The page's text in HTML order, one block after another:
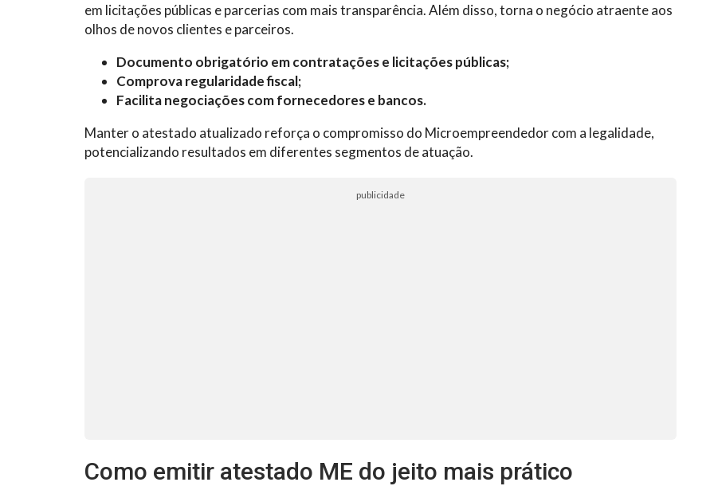
em licitações públicas e parcerias com mais transparência. Além disso, torna o negócio atraente aos
olhos de novos clientes e parceiros.
Documento obrigatório em contratações e licitações públicas;
Comprova regularidade fiscal;
Facilita negociações com fornecedores e bancos.
Manter o atestado atualizado reforça o compromisso do Microempreendedor com a legalidade,
potencializando resultados em diferentes segmentos de atuação.
publicidade
Como emitir atestado ME do jeito mais prático